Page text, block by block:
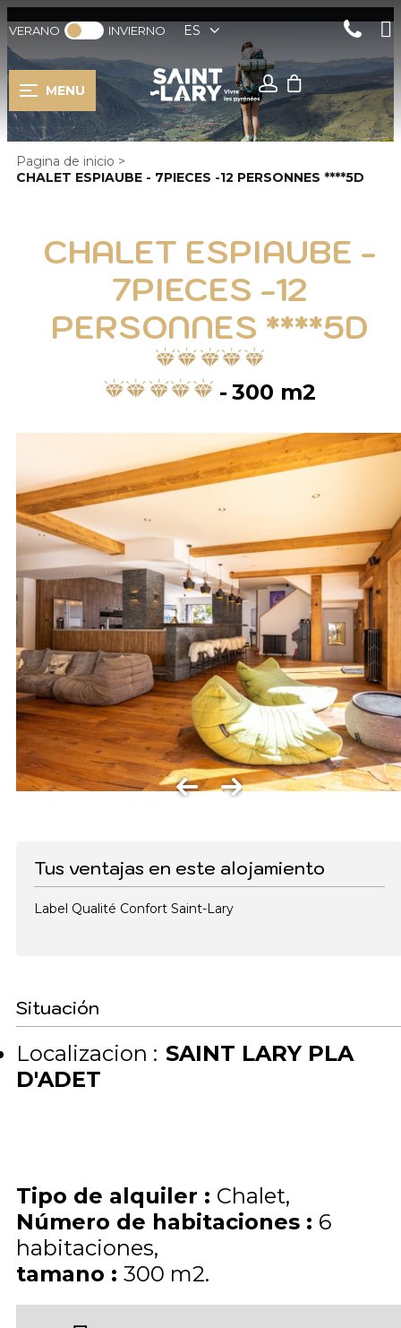
VERANO INVIERNO ES
MENU
Pagina de inicio >
CHALET ESPIAUBE - 7PIECES -12 PERSONNES ****5D
CHALET ESPIAUBE -
7PIECES -12
PERSONNES ****5D
300 m2
Tus ventajas en este alojamiento
Label Qualité Confort Saint-Lary
Situación
Localizacion : SAINT LARY PLA
D'ADET
Tipo de alquiler : Chalet
Número de habitaciones : 6
habitaciones
tamano : 300 m2